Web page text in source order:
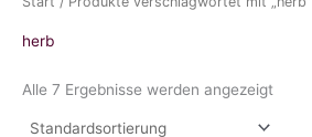
herb
Alle 7 Ergebnisse werden angezeigt